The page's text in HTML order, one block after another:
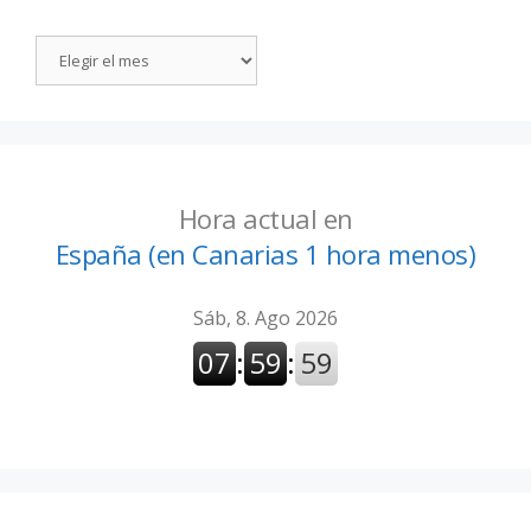
Hora actual en
España (en Canarias 1 hora menos)